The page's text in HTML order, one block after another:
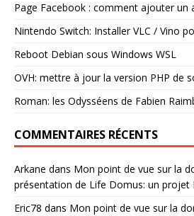
Page Facebook : comment ajouter un
Nintendo Switch: Installer VLC / Vino
Reboot Debian sous Windows WSL
OVH: mettre à jour la version PHP de
Roman: les Odysséens de Fabien
COMMENTAIRES RÉCENTS
Arkane dans Mon point de vue sur la
présentation de Life Domus: un projet
Eric78 dans Mon point de vue sur la